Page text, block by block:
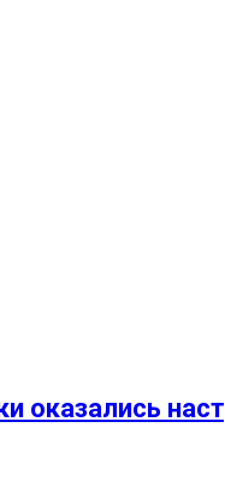
оказались